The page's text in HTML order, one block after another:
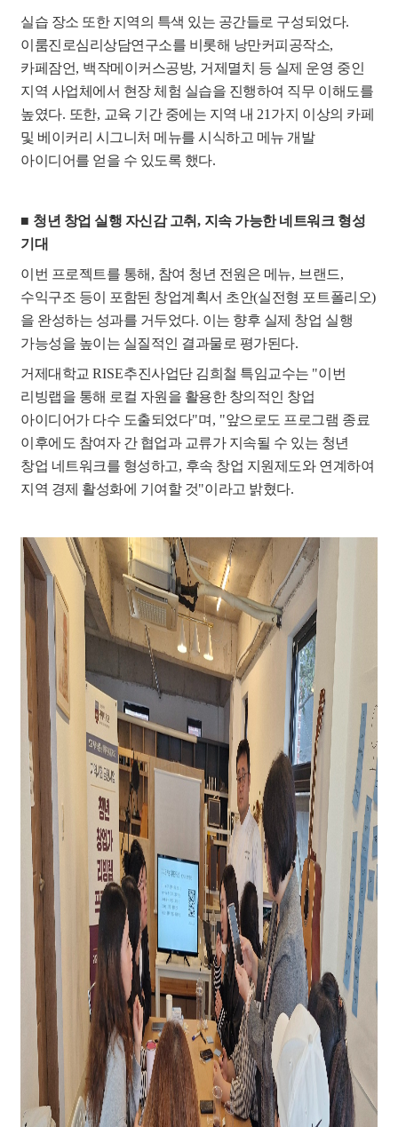
실습 장소 또한 지역의 특색 있는 공간들로 구성되었다.
이룸진로심리상담연구소를 비롯해 낭만커피공작소,
카페잠언, 백작메이커스공방, 거제멸치 등 실제 운영 중인
지역 사업체에서 현장 체험 실습을 진행하여 직무 이해도를
높였다. 또한, 교육 기간 중에는 지역 내 21 가지 이상의 카페
및 베이커리 시그니처 메뉴를 시식하고 메뉴 개발
아이디어를 얻을 수 있도록 했다.
■ 청년 창업 실행 자신감 고취 , 지속 가능한 네트워크 형성
기대
이번 프로젝트를 통해 , 참여 청년 전원은 메뉴, 브랜드,
수익구조 등이 포함된 창업계획서 초안(실전형 포트폴리오)
을 완성하는 성과를 거두었다. 이는 향후 실제 창업 실행
가능성을 높이는 실질적인 결과물로 평가된다.
거제대학교RISE추진사업단 김희철 특임교수는 "이번
리빙랩을 통해 로컬 자원을 활용한 창의적인 창업
아이디어가 다수 도출되었다"며 , "앞으로도 프로그램 종료
이후에도 참여자 간 협업과 교류가 지속될 수 있는 청년
창업 네트워크를 형성하고, 후속 창업 지원제도와 연계하여
지역 경제 활성화에 기여할 것"이라고 밝혔다.